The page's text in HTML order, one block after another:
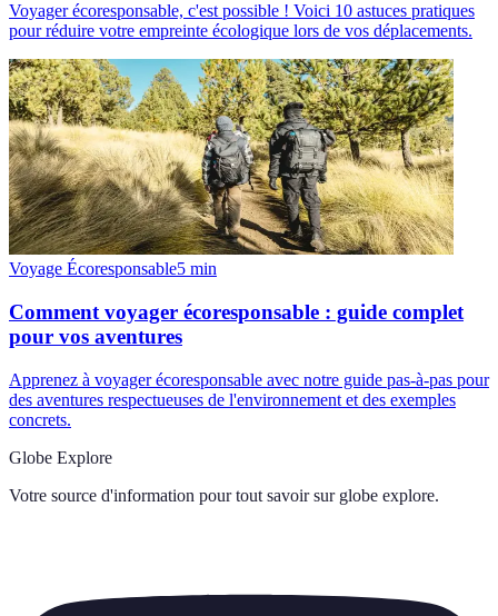
Voyager écoresponsable, c'est possible ! Voici 10 astuces pratiques
pour réduire votre empreinte écologique lors de vos déplacements.
Voyage Écoresponsable5 min
Comment voyager écoresponsable : guide complet
pour vos aventures
Apprenez à voyager écoresponsable avec notre guide pas-à-pas pour
des aventures respectueuses de l'environnement et des exemples
concrets.
Globe Explore
Votre source d'information pour tout savoir sur globe explore.